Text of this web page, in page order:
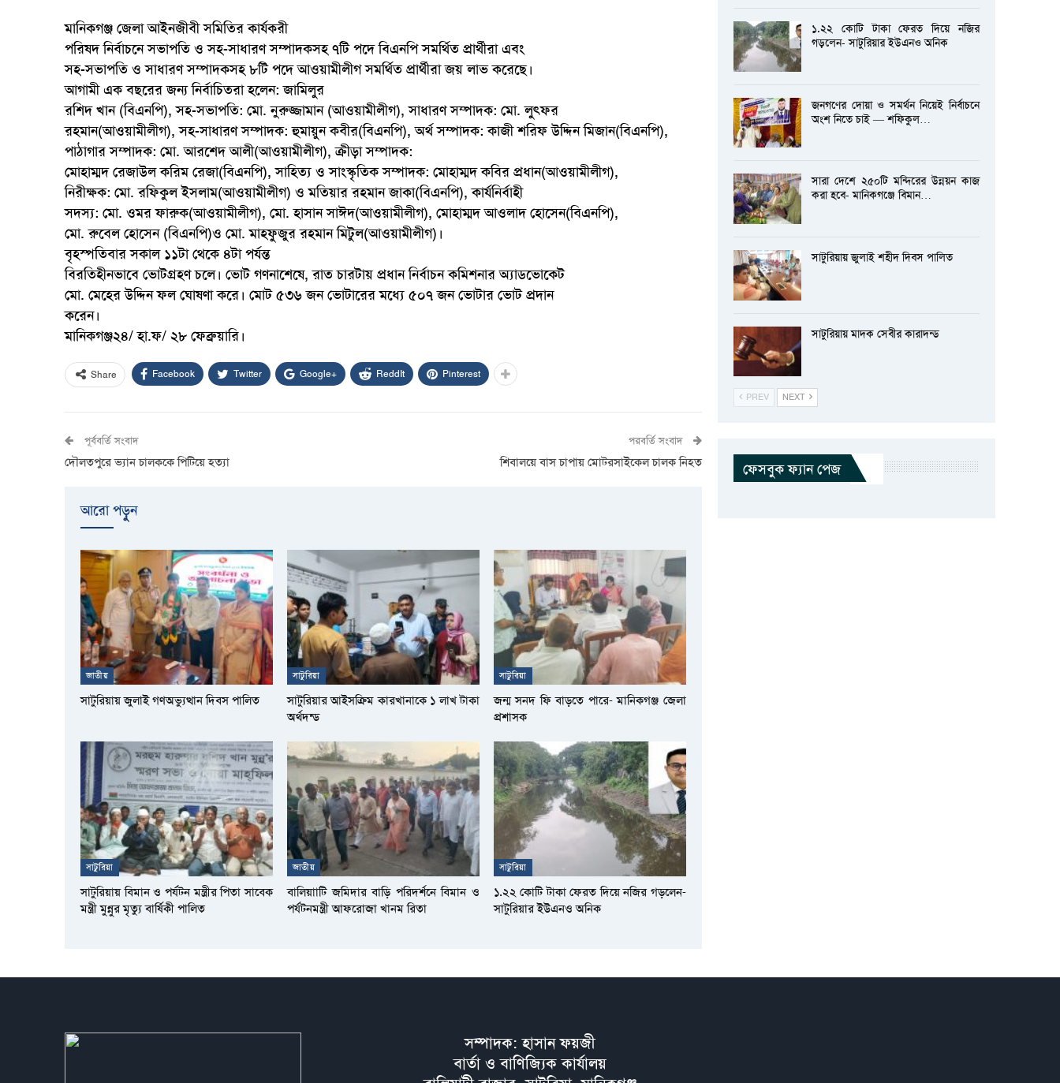
মানিকগঞ্জ জেলা আইনজীবী সমিতির কার্যকরী
পরিষদ নির্বাচনে সভাপতি ও সহ-সাধারণ সম্পাদকসহ ৭টি পদে বিএনপি সমর্থিত প্রার্থীরা এবং
সহ-সভাপতি ও সাধারণ সম্পাদকসহ ৮টি পদে আওয়ামীলীগ সমর্থিত প্রার্থীরা জয় লাভ করেছে।
আগামী এক বছরের জন্য নির্বাচিতরা হলেন: জামিলুর
রশিদ খান (বিএনপি), সহ-সভাপতি: মো. নুরুজ্জামান (আওয়ামীলীগ), সাধারণ সম্পাদক: মো. লুৎফর
রহমান(আওয়ামীলীগ), সহ-সাধারণ সম্পাদক: হুমায়ুন কবীর(বিএনপি), অর্থ সম্পাদক:কাজী শরিফ উদ্দিন মিজান(বিএনপি),
পাঠাগার সম্পাদক: মো. আরশেদ আলী(আওয়ামীলীগ), ক্রীড়া সম্পাদক:
মোহাম্মদ রেজাউল করিম রেজা(বিএনপি), সাহিত্য ও সাংস্কৃতিক সম্পাদক: মোহাম্মদ কবির প্রধান(আওয়ামীলীগ),
নিরীক্ষক: মো. রফিকুল ইসলাম(আওয়ামীলীগ) ও মতিয়ার রহমান জাকা(বিএনপি), কার্যনির্বাহী
সদস্য: মো. ওমর ফারুক(আওয়ামীলীগ), মো. হাসান সাঈদ(আওয়ামীলীগ), মোহাম্মদ আওলাদ হোসেন(বিএনপি),
মো. রুবেল হোসেন (বিএনপি)ও মো. মাহফুজুর রহমান মিটুল(আওয়ামীলীগ)।
বৃহস্পতিবার সকাল ১১টা থেকে ৪টা পর্যন্ত
বিরতিহীনভাবে ভোটগ্রহণ চলে। ভোট গণনাশেষে, রাত চারটায় প্রধান নির্বাচন কমিশনার অ্যাডভোকেট
মো. মেহের উদ্দিন ফল ঘোষণা করে। মোট ৫৩৬ জন ভোটারের মধ্যে ৫০৭ জন ভোটার ভোট প্রদান
করেন।
মানিকগঞ্জ২৪/ হা.ফ/ ২৮ ফেব্রুয়ারি।
Share Facebook Twitter Google+ ReddIt Pinterest
পূর্ববর্তি সংবাদ
দৌলতপুরে ভ্যান চালককে পিটিয়ে হত্যা
পরবর্তি সংবাদ
শিবালয়ে বাস চাপায় মোটরসাইকেল চালক নিহত
আরো পড়ুুন
জাতীয়
সাটুরিয়ায় জুলাই গণঅভ্যুত্থান দিবস পালিত
সাটুরিয়া
সাটুরিয়ার আইসক্রিম কারখানাকে ১ লাখ টাকা
অর্থদন্ড
সাটুরিয়া
জন্ম সনদ ফি বাড়তে পারে- মানিকগঞ্জ জেলা
প্রশাসক
সাটুরিয়া
সাটুরিয়ায় বিমান ও পর্যটন মন্ত্রীর পিতা সাবেক
মন্ত্রী মুন্নুর মৃত্যু বার্ষিকী পালিত
জাতীয়
বালিয়াাটি জমিদার বাড়ি পরিদর্শনে বিমান ও
পর্যটনমন্ত্রী আফরোজা খানম রিতা
সাটুরিয়া
১.২২ কোটি টাকা ফেরত দিয়ে নজির গড়লেন-
সাটুরিয়ার ইউএনও অনিক
১.২২ কোটি টাকা ফেরত দিয়ে নজির
গড়লেন- সাটুরিয়ার ইউএনও অনিক
জনগণের দোয়া ও সমর্থন নিয়েই নির্বাচনে
অংশ নিতে চাই — শফিকুল…
সারা দেশে ২৫০টি মন্দিরের উন্নয়ন কাজ
করা হবে- মানিকগঞ্জে বিমান…
সাটুরিয়ায় জুলাই শহীদ দিবস পালিত
সাটুরিয়ায় মাদক সেবীর কারাদন্ড
PREV NEXT
ফেসবুক ফ্যান পেজ
সম্পাদক: হাসান ফয়জী
বার্তা ও বাণিজ্যিক কার্যালয়